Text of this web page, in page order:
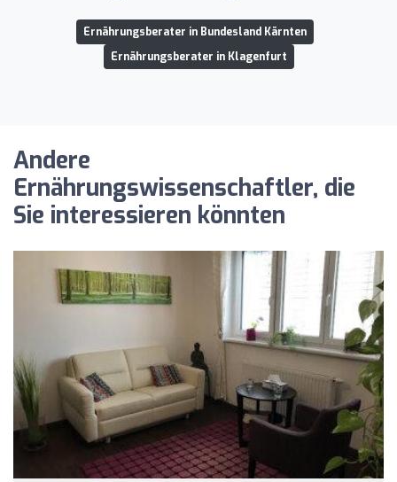
Ernährungsberater in Bundesland Kärnten
Ernährungsberater in Klagenfurt
Andere
Ernährungswissenschaftler, die
Sie interessieren könnten